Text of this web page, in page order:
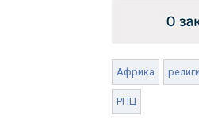
Африка
РПЦ